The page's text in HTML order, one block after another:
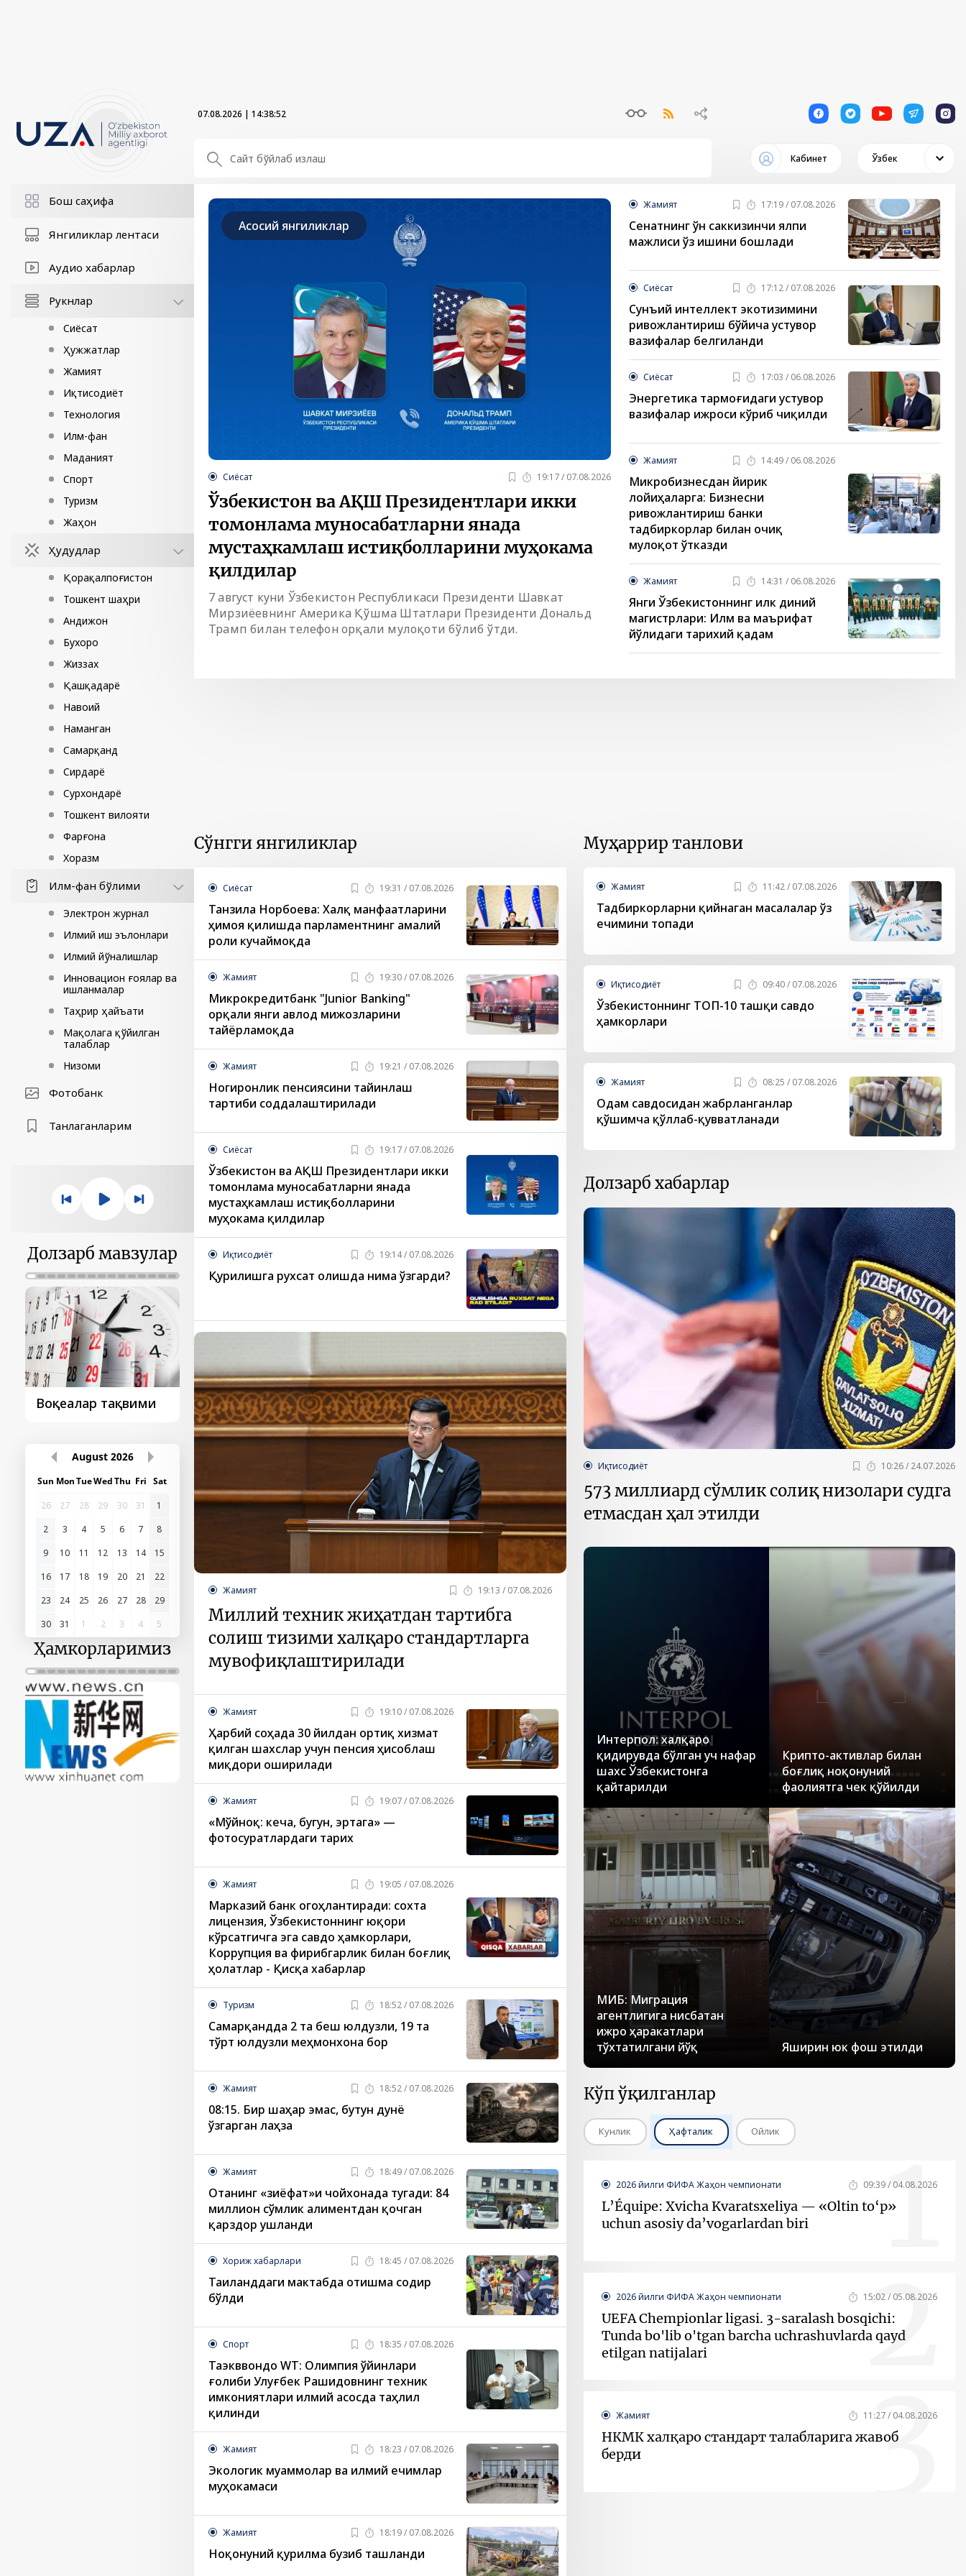
07.08.2026 | 14:38:53 1 1 1 1 1
Кабинет Ўзбек
Бош саҳифа
Янгиликлар лентаси
Аудио хабарлар
Рукнлар
Сиёсат
Ҳужжатлар
Жамият
Иқтисодиёт
Технология
Илм-фан
Маданият
Спорт
Туризм
Жаҳон
Ҳудудлар
Қорақалпоғистон
Тошкент шаҳри
Андижон
Бухоро
Жиззах
Қашқадарё
Навоий
Наманган
Самарқанд
Сирдарё
Сурхондарё
Тошкент вилояти
Фарғона
Хоразм
Илм-фан бўлими
Электрон журнал
Илмий иш эълонлари
Илмий йўналишлар
Инновацион ғоялар ва
ишланмалар
Таҳрир ҳайъати
Мақолага қўйилган
талаблар
Низоми
Фотобанк
Танлаганларим
Долзарб мавзулар
Президент
Президент
ташрифлари
Қарор ва ижро
“Ўзбекистон – 2030”
стратегияси
Президент Шавкат
Мирзиёев
раислигида
ўтказилган
йиғилишлари
2026 йил –
Маҳаллани
жамиятни
30
Ҳамкорларимиз
Асосий янгиликлар
Сиёсат 19:17 / 07.08.2026
Ўзбекистон ва АҚШ Президентлари икки
томонлама муносабатларни янада
мустаҳкамлаш истиқболларини муҳокама
қилдилар
7 август куни Ўзбекистон Республикаси Президенти Шавкат
Мирзиёевнинг Америка Қўшма Штатлари Президенти Дональд
Трамп билан телефон орқали мулоқоти бўлиб ўтди.
Жамият 17:19 / 07.08.2026
Сенатнинг ўн саккизинчи ялпи
мажлиси ўз ишини бошлади
Сиёсат 17:12 / 07.08.2026
Сунъий интеллект экотизимини
ривожлантириш бўйича устувор
вазифалар белгиланди
Сиёсат 17:03 / 06.08.2026
Энергетика тармоғидаги устувор
вазифалар ижроси кўриб чиқилди
Жамият 14:49 / 06.08.2026
Микробизнесдан йирик
лойиҳаларга: Бизнесни
ривожлантириш банки
тадбиркорлар билан очиқ
мулоқот ўтказди
Жамият 14:31 / 06.08.2026
Янги Ўзбекистоннинг илк диний
магистрлари: Илм ва маърифат
йўлидаги тарихий қадам
Сўнгги янгиликлар
Сиёсат 19:31 / 07.08.2026
Танзила Норбоева: Халқ манфаатларини
ҳимоя қилишда парламентнинг амалий
роли кучаймоқда
Жамият 19:30 / 07.08.2026
Микрокредитбанк "Junior Banking"
орқали янги авлод мижозларини
тайёрламоқда
Жамият 19:21 / 07.08.2026
Ногиронлик пенсиясини тайинлаш
тартиби соддалаштирилади
Сиёсат 19:17 / 07.08.2026
Ўзбекистон ва АҚШ Президентлари икки
томонлама муносабатларни янада
мустаҳкамлаш истиқболларини
муҳокама қилдилар
Иқтисодиёт 19:14 / 07.08.2026
Қурилишга рухсат олишда нима ўзгарди?
Жамият 19:13 / 07.08.2026
Миллий техник жиҳатдан тартибга
солиш тизими халқаро стандартларга
мувофиқлаштирилади
Жамият 19:10 / 07.08.2026
Ҳарбий соҳада 30 йилдан ортиқ хизмат
қилган шахслар учун пенсия ҳисоблаш
миқдори оширилади
Жамият 19:07 / 07.08.2026
«Мўйноқ: кеча, бугун, эртага» —
фотосуратлардаги тарих
Жамият 19:05 / 07.08.2026
Марказий банк огоҳлантиради: сохта
лицензия, Ўзбекистоннинг юқори
кўрсатгичга эга савдо ҳамкорлари,
Коррупция ва фирибгарлик билан боғлиқ
ҳолатлар - Қисқа хабарлар
Туризм 18:52 / 07.08.2026
Самарқандда 2 та беш юлдузли, 19 та
тўрт юлдузли меҳмонхона бор
Жамият 18:52 / 07.08.2026
08:15. Бир шаҳар эмас, бутун дунё
ўзгарган лаҳза
Жамият 18:49 / 07.08.2026
Отанинг «зиёфат»и чойхонада тугади: 84
миллион сўмлик алиментдан қочган
қарздор ушланди
Хориж хабарлари 18:45 / 07.08.2026
Таиланддаги мактабда отишма содир
бўлди
Спорт 18:35 / 07.08.2026
Таэкввондо WТ: Олимпия ўйинлари
ғолиби Улуғбек Рашидовнинг техник
имкониятлари илмий асосда таҳлил
қилинди
Жамият 18:23 / 07.08.2026
Экологик муаммолар ва илмий ечимлар
муҳокамаси
Жамият 18:19 / 07.08.2026
Ноқонуний қурилма бузиб ташланди
Муҳаррир танлови
Жамият 11:42 / 07.08.2026
Тадбиркорларни қийнаган масалалар ўз
ечимини топади
Иқтисодиёт 09:40 / 07.08.2026
Ўзбекистоннинг ТОП-10 ташқи савдо
ҳамкорлари
Жамият 08:25 / 07.08.2026
Одам савдосидан жабрланганлар
қўшимча қўллаб-қувватланади
Долзарб хабарлар
Иқтисодиёт 10:26 / 24.07.2026
573 миллиард сўмлик солиқ низолари судга
етмасдан ҳал этилди
Интерпол: халқаро
қидирувда бўлган уч нафар
шахс Ўзбекистонга
қайтарилди
Крипто-активлар билан
боғлиқ ноқонуний
фаолиятга чек қўйилди
МИБ: Миграция
агентлигига нисбатан
ижро ҳаракатлари
тўхтатилгани йўқ
Яширин юк фош этилди
Кўп ўқилганлар
Кунлик Ҳафталик Ойлик
2026 йилги ФИФА Жаҳон чемпионати 09:39 / 04.08.2026
L’Équipe: Xvicha Kvaratsxeliya — «Oltin to‘p»
uchun asosiy da’vogarlardan biri
1
2026 йилги ФИФА Жаҳон чемпионати 15:02 / 05.08.2026
UEFA Chempionlar ligasi. 3-saralash bosqichi:
Tunda bo'lib o'tgan barcha uchrashuvlarda qayd
etilgan natijalari
2
Жамият 11:27 / 04.08.2026
НКМК халқаро стандарт талабларига жавоб
берди
3